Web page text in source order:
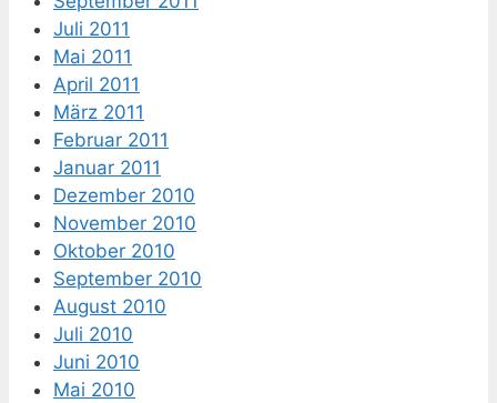
Juli 2011
Mai 2011
April 2011
März 2011
Februar 2011
Januar 2011
Dezember 2010
November 2010
Oktober 2010
September 2010
August 2010
Juli 2010
Juni 2010
Mai 2010